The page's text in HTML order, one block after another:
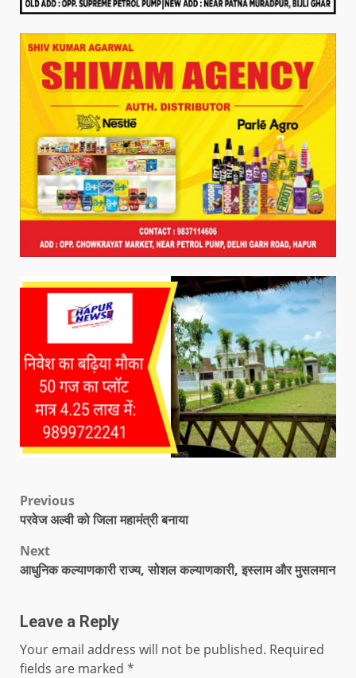
Previous
परवेज अल्वी को जिला महामंत्री बनाया
Next
आधुनिक कल्याणकारी राज्य, सोशल कल्याणकारी, इस्लाम और मुसलमान
Leave a Reply
Your email address will not be published. Required
fields are marked *